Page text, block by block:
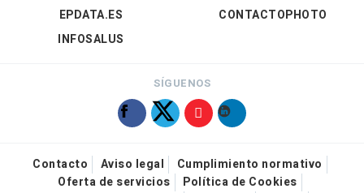
EPDATA.ES
INFOSALUS
CONTACTOPHOTO
SÍGUENOS
Contacto Aviso legal
Cumplimiento normativo
Oferta de servicios
Política de Cookies